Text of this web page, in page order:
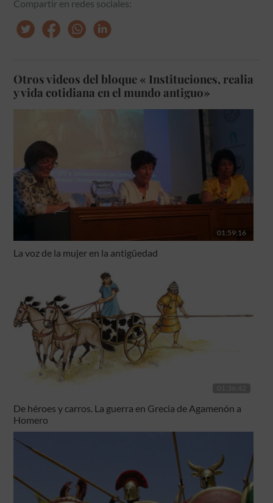
Compartir en redes sociales:
Otros videos del bloque « Instituciones, realia
y vida cotidiana en el mundo antiguo»
01:59:16
La voz de la mujer en la antigüedad
De héroes y carros. La guerra en Grecia de Agamenón a
Homero